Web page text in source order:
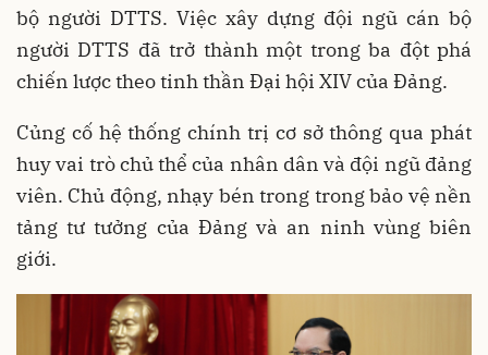
bộ người DTTS. Việc xây dựng đội ngũ cán bộ
người DTTS đã trở thành một trong ba đột phá
chiến lược theo tinh thần Đại hội XIV của Đảng.
Củng cố hệ thống chính trị cơ sở thông qua phát
huy vai trò chủ thể của nhân dân và đội ngũ đảng
viên. Chủ động, nhạy bén trong trong bảo vệ nền
tảng tư tưởng của Đảng và an ninh vùng biên
giới.